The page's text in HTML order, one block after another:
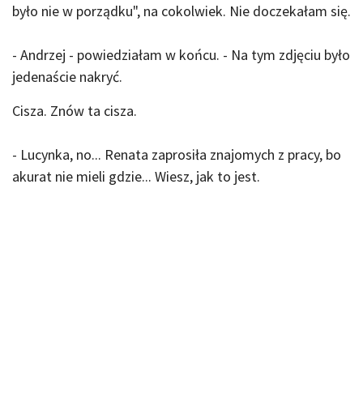
było nie w porządku", na cokolwiek. Nie doczekałam się.
- Andrzej - powiedziałam w końcu. - Na tym zdjęciu było
jedenaście nakryć.
Cisza. Znów ta cisza.
- Lucynka, no... Renata zaprosiła znajomych z pracy, bo
akurat nie mieli gdzie... Wiesz, jak to jest.